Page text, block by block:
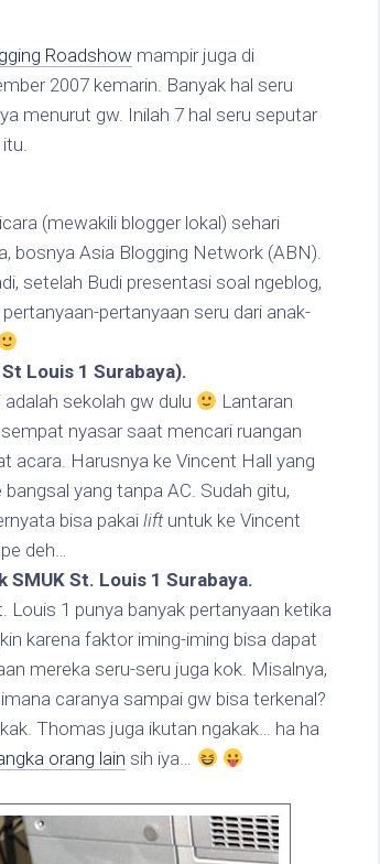
Roadshow mampir juga di
2007 kemarin. Banyak hal seru
menurut gw. Inilah 7 hal seru seputar
(mewakili blogger lokal) sehari
bosnya Asia Blogging Network (ABN).
setelah Budi presentasi soal ngeblog,
pertanyaan seru dari anak-
Louis 1 Surabaya).
sekolah gw dulu
Lantaran
nyasar saat mencari ruangan
acara. Harusnya ke Vincent Hall yang
yang tanpa AC. Sudah gitu,
bisa pakailiftuntuk ke Vincent
deh…
SMUK St. Louis 1 Surabaya.
Louis 1 punya banyak pertanyaan ketika
karena faktor iming-iming bisa dapat
mereka seru-seru juga kok. Misalnya,
caranya sampai gw bisa terkenal?
Thomas juga ikutan ngakak… ha ha
orang lain sih iya…